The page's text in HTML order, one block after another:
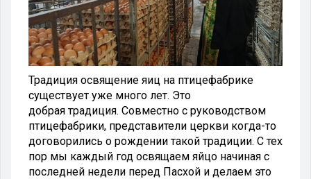
Традиция освящение яиц на птицефабрике
существует уже много лет. Это
добрая традиция. Совместно с руководством
птицефабрики, представители церкви когда-то
договорились о рождении такой традиции. С тех
пор мы каждый год освящаем яйцо начиная с
последней недели перед Пасхой и делаем это